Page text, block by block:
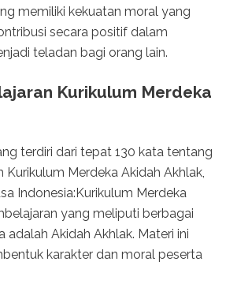
memiliki kekuatan moral yang
secara positif dalam
teladan bagi orang lain.
Kurikulum Merdeka
terdiri dari tepat 130 kata tentang
Kurikulum Merdeka Akidah Akhlak,
Indonesia:Kurikulum Merdeka
yang meliputi berbagai
adalah Akidah Akhlak. Materi ini
karakter dan moral peserta